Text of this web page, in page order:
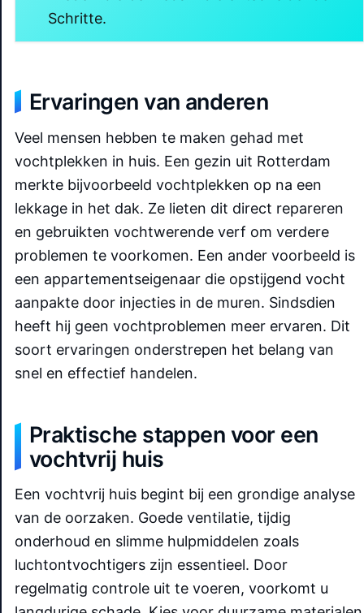
Schritte.
Ervaringen van anderen
Veel mensen hebben te maken gehad met
vochtplekken in huis. Een gezin uit Rotterdam
merkte bijvoorbeeld vochtplekken op na een
lekkage in het dak. Ze lieten dit direct repareren
en gebruikten vochtwerende verf om verdere
problemen te voorkomen. Een ander voorbeeld is
een appartementseigenaar die opstijgend vocht
aanpakte door injecties in de muren. Sindsdien
heeft hij geen vochtproblemen meer ervaren. Dit
soort ervaringen onderstrepen het belang van
snel en effectief handelen.
Praktische stappen voor een
vochtvrij huis
Een vochtvrij huis begint bij een grondige analyse
van de oorzaken. Goede ventilatie, tijdig
onderhoud en slimme hulpmiddelen zoals
luchtontvochtigers zijn essentieel. Door
regelmatig controle uit te voeren, voorkomt u